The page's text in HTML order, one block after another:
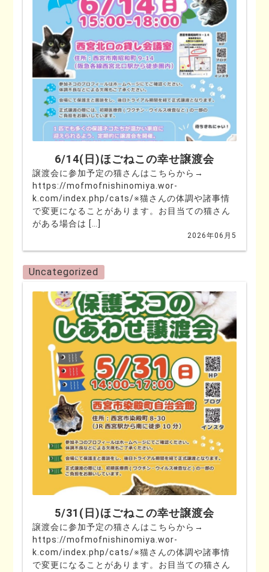
6/14(日)ほごねこの幸せ譲渡会
譲渡会に参加予定の猫さんはこちらから→
https://mofmofnishinomiya.wor-
k.com/index.php/cats/※猫さんの体調や諸事情
で変更になることがあります。お目当ての猫さん
がある場合は […]
2026年06月5
Uncategorized
5/31(日)ほごねこの幸せ譲渡会
譲渡会に参加予定の猫さんはこちらから→
https://mofmofnishinomiya.wor-
k.com/index.php/cats/※猫さんの体調や諸事情
で変更になることがあります。お目当ての猫さん